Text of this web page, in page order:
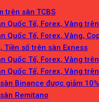
trên sàn TCBS
Quốc Tế, Forex, Vàng
Quốc Tế, Forex, Vàng,
Tiền số trên sàn Exness
Quốc Tế, Forex, Vàng
Quốc Tế, Forex, Vàng
Binance được giảm
Remitano